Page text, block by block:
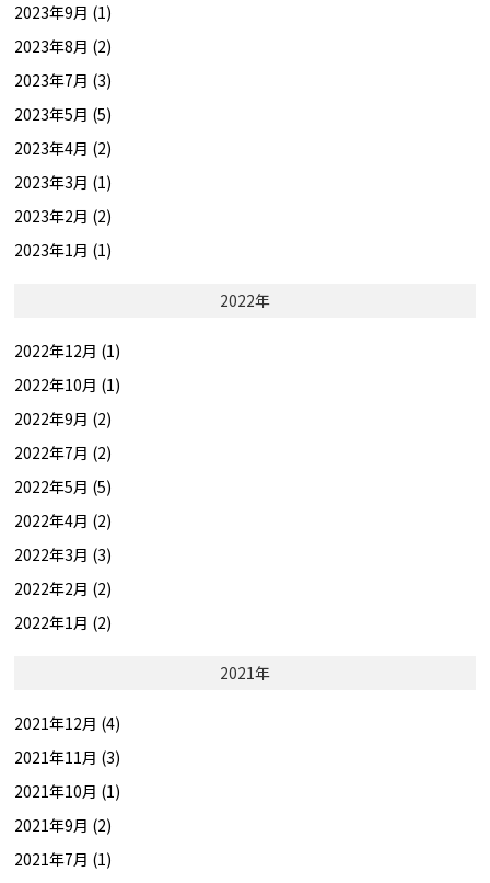
2023年9月 (1)
2023年8月 (2)
2023年7月 (3)
2023年5月 (5)
2023年4月 (2)
2023年3月 (1)
2023年2月 (2)
2023年1月 (1)
2022年
2022年12月 (1)
2022年10月 (1)
2022年9月 (2)
2022年7月 (2)
2022年5月 (5)
2022年4月 (2)
2022年3月 (3)
2022年2月 (2)
2022年1月 (2)
2021年
2021年12月 (4)
2021年11月 (3)
2021年10月 (1)
2021年9月 (2)
2021年7月 (1)